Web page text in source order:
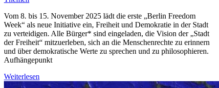
Vom 8. bis 15. November 2025 lädt die erste „Berlin Freedom
Week“ als neue Initiative ein, Freiheit und Demokratie in der Stadt
zu verteidigen. Alle Bürger* sind eingeladen, die Vision der „Stadt
der Freiheit“ mitzuerleben, sich an die Menschenrechte zu erinnern
und über demokratische Werte zu sprechen und zu philosophieren.
Aufhängepunkt
Weiterlesen